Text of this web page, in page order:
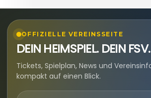
OFFIZIELLE VEREINSSEITE
DEIN HEIMSPIEL. DEIN FSV.
Tickets, Spielplan, News und
kompakt auf einen Blick.